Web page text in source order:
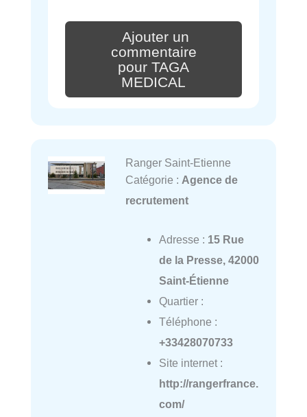
Ajouter un
commentaire
pour TAGA
MEDICAL
Ranger Saint-Etienne
Catégorie : Agence de
recrutement
Adresse : 15 Rue
de la Presse, 42000
Saint-Étienne
Quartier :
Téléphone :
+33428070733
Site internet :
http://rangerfrance.
com/